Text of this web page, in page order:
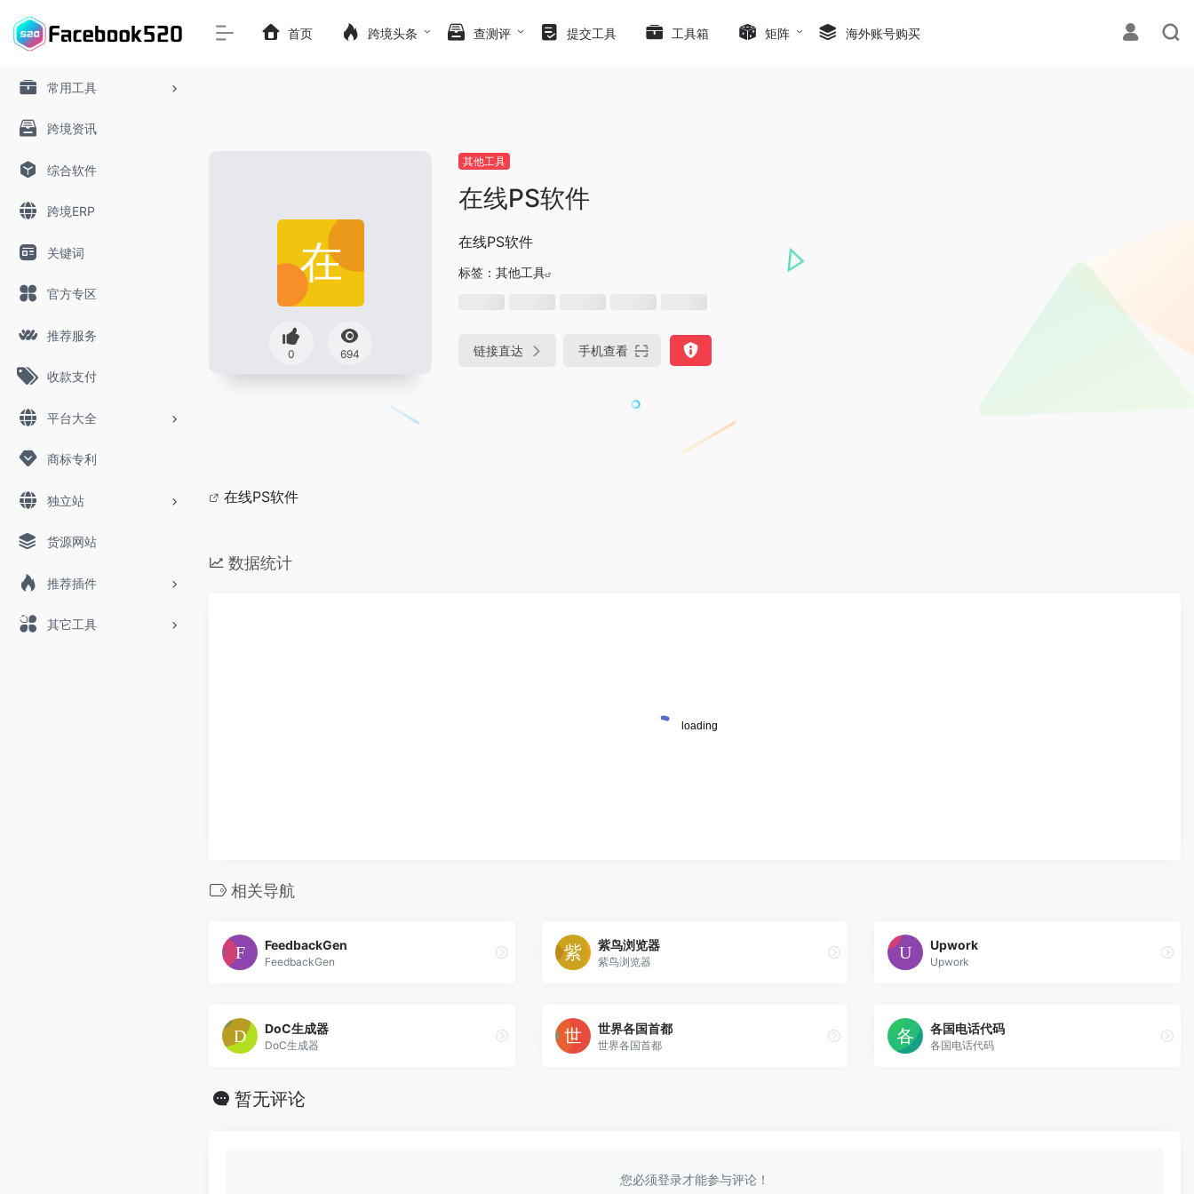
常用工具
跨境资讯
综合软件
跨境ERP
关键词
官方专区
推荐服务
收款支付
平台大全
商标专利
独立站
货源网站
推荐插件
其它工具
首页 跨境头条 查测评 提交工具 工具箱 矩阵 海外账号购买
0 694
其他工具
在线PS软件
在线PS软件
标签： 其他工具
链接直达 手机查看
在线PS软件
数据统计
相关导航
FeedbackGen
FeedbackGen
紫鸟浏览器
紫鸟浏览器
Upwork
Upwork
DoC生成器
DoC生成器
世界各国首都
世界各国首都
各国电话代码
各国电话代码
暂无评论
您必须登录才能参与评论！